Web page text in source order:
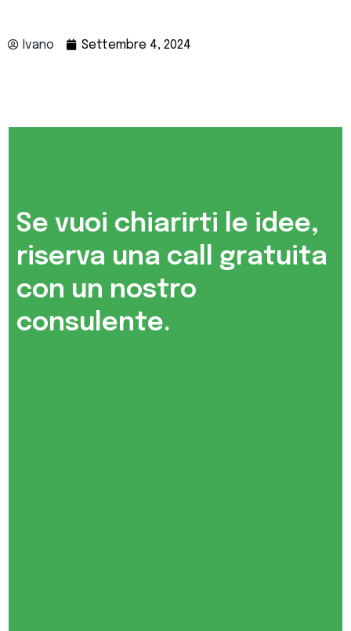
Ivano Settembre 4, 2024
Se vuoi chiarirti le idee,
riserva una call gratuita
con un nostro
consulente.​